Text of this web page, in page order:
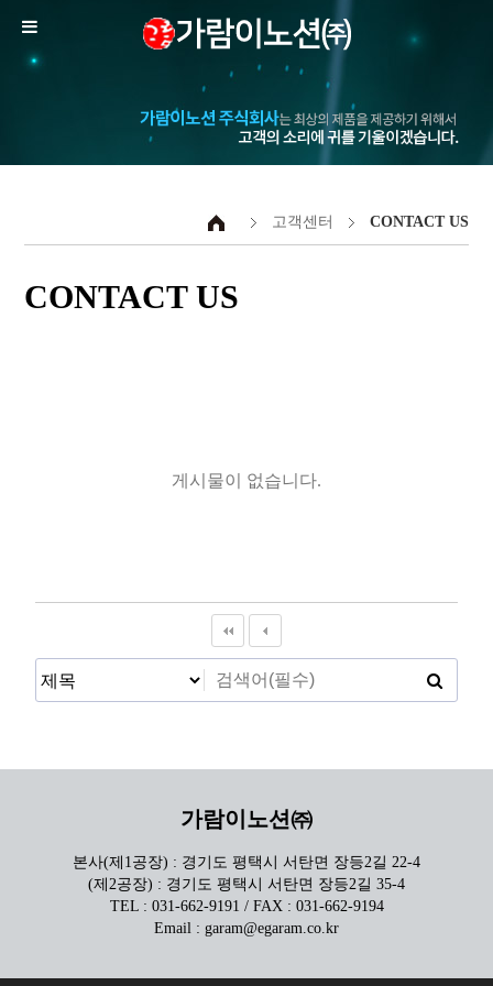
고객센터 CONTACT US
CONTACT US
게시물이 없습니다.
가람이노션㈜
본사(제1공장) : 경기도 평택시 서탄면 장등2길 22-4
(제2공장) : 경기도 평택시 서탄면 장등2길 35-4
TEL : 031-662-9191 / FAX : 031-662-9194
Email : garam@egaram.co.kr